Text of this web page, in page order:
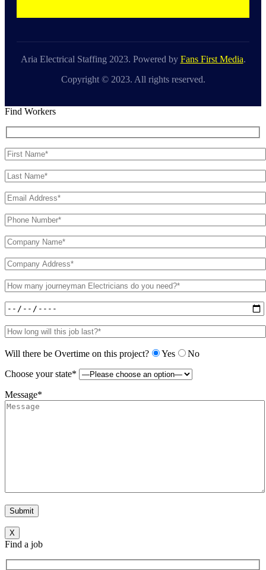
Aria Electrical Staffing 2023. Powered by Fans First Media.
Copyright © 2023. All rights reserved.
Find Workers
Will there be Overtime on this project? Yes
No
Choose your state*
Message*
X
Find a job